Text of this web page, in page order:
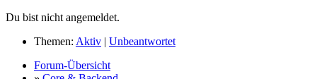
Du bist nicht angemeldet.
Themen: Aktiv | Unbeantwortet
Forum-Übersicht